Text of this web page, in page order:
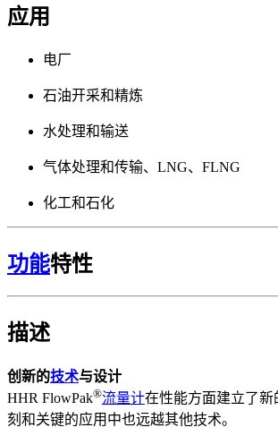
应用
电厂
石油开采和精炼
水处理和输送
气体处理和传输、LNG、FLNG
化工和石化
功能特性
描述
创新的技术与设计
HHR FlowPak®流量计在性能方面建立了
刻和关键的应用中也远越其他技术。